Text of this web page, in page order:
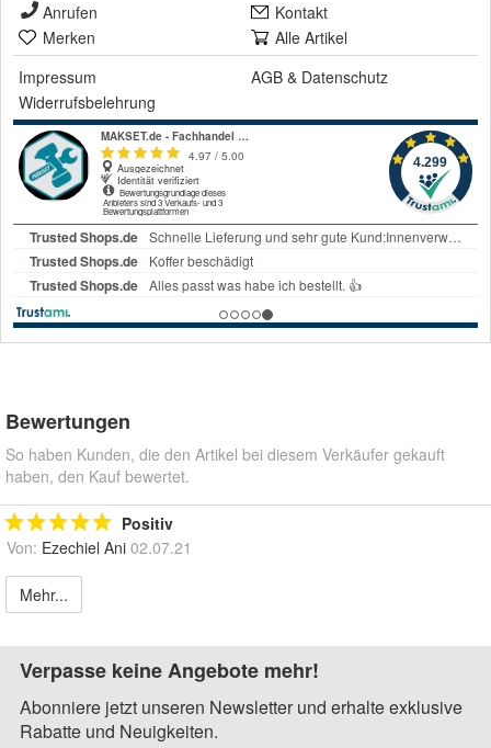
Anrufen
Kontakt
Merken
Alle Artikel
Impressum
AGB & Datenschutz
Widerrufsbelehrung
Bewertungen
So haben Kunden, die den Artikel bei diesem Verkäufer gekauft
haben, den Kauf bewertet.
Positiv
Von: Ezechiel Ani 02.07.21
Mehr...
Verpasse keine Angebote mehr!
Abonniere jetzt unseren Newsletter und erhalte exklusive
Rabatte und Neuigkeiten.